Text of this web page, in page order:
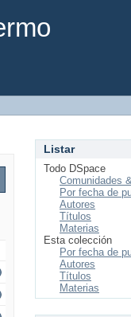
Listar
Todo DSpace
Comunidades
Por fecha de
Autores
Títulos
Materias
Esta colección
Por fecha de
Autores
Títulos
Materias